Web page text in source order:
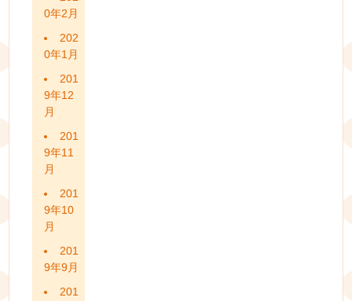
0年2月
202
0年1月
201
9年12
月
201
9年11
月
201
9年10
月
201
9年9月
201